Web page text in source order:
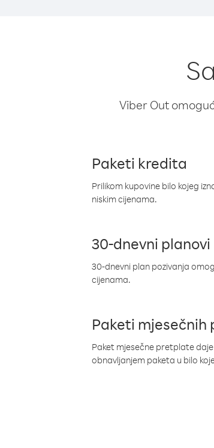
Viber Out
Paketi kredita
Prilikom kupovine bilo kojeg
niskim cijenama.
30-dnevni
30-dnevni plan pozivanja
cijenama.
Paketi
Paket mjesečne pretplate
obnavljanjem paketa u bilo